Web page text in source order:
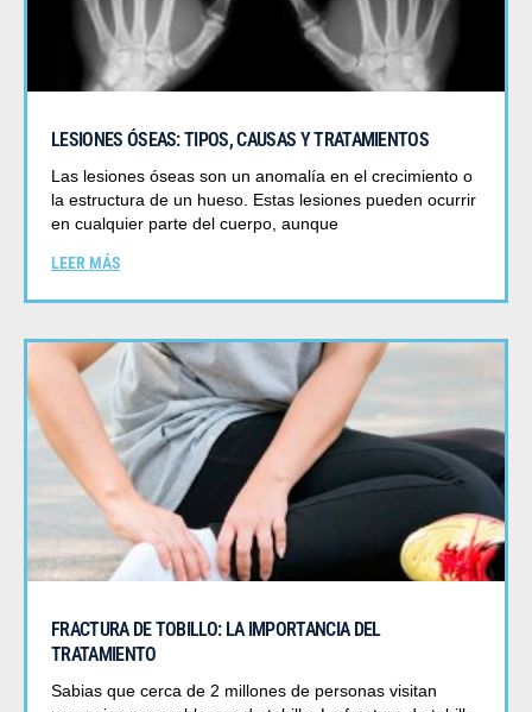
LESIONES ÓSEAS: TIPOS, CAUSAS Y TRATAMIENTOS
Las lesiones óseas son un anomalía en el crecimiento o
la estructura de un hueso. Estas lesiones pueden ocurrir
en cualquier parte del cuerpo, aunque
LEER MÁS
FRACTURA DE TOBILLO: LA IMPORTANCIA DEL
TRATAMIENTO
Sabias que cerca de 2 millones de personas visitan